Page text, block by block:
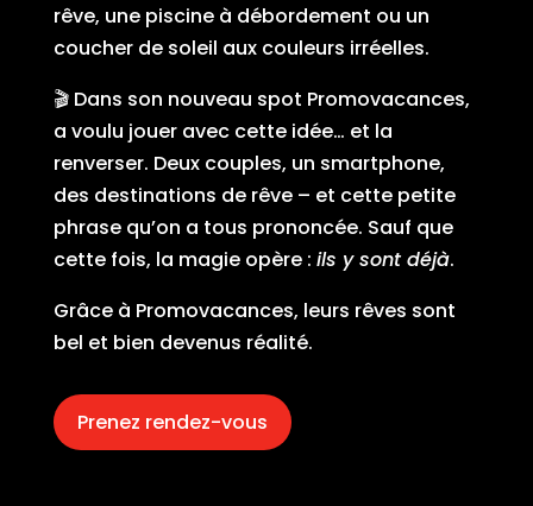
rêve, une piscine à débordement ou un
coucher de soleil aux couleurs irréelles.
🎬 Dans son nouveau spot Promovacances,
a voulu jouer avec cette idée… et la
renverser. Deux couples, un smartphone,
des destinations de rêve – et cette petite
phrase qu’on a tous prononcée. Sauf que
cette fois, la magie opère : ils y sont déjà.
Grâce à Promovacances, leurs rêves sont
bel et bien devenus réalité.
Prenez rendez-vous